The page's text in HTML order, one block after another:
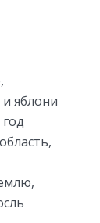
яблони